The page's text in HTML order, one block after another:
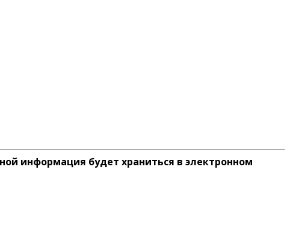
информация будет храниться в электронном